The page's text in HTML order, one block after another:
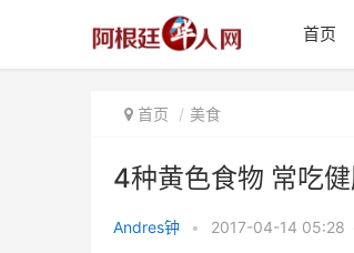
首页
首页 美食
4种黄色食物 常吃
Andres钟 • 2017-04-14 05:28